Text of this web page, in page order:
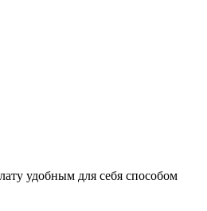
удобным для себя способом